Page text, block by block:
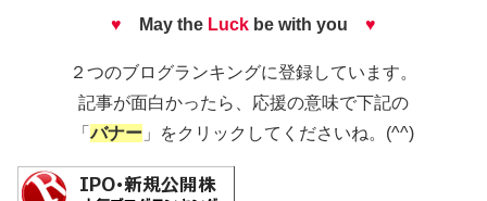
♥ May the Luck be with you ♥
２つのブログランキングに登録しています。
記事が面白かったら、応援の意味で下記の
「バナー 」をクリックしてくださいね。(^^)